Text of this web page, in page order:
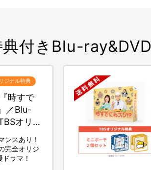
付きBlu-ray&DVD
ジナル特典
時すで
／Blu-
オリジ
料無
ンスあり！
完全オリジ
ラマ！